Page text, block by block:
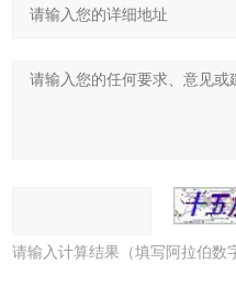
请输入计算结果（填写阿拉伯数